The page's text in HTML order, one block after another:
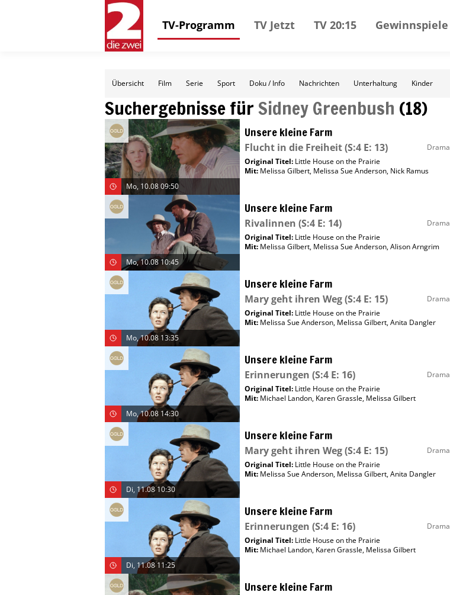
TV-Programm TV Jetzt TV 20:15 Gewinnspiele
Übersicht Film Serie Sport Doku / Info Nachrichten Unterhaltung Kinder
Suchergebnisse fürSidney Greenbush (18)
Mo, 10.08 09:50
Unsere kleine Farm
Flucht in die Freiheit(S:4 E: 13) Drama
Original Titel: Little House on the Prairie
Mit: Melissa Gilbert, Melissa Sue Anderson, Nick Ramus
Mo, 10.08 10:45
Unsere kleine Farm
Rivalinnen (S:4 E: 14) Drama
Original Titel: Little House on the Prairie
Mit: Melissa Gilbert, Melissa Sue Anderson,Alison Arngrim
Mo, 10.08 13:35
Unsere kleine Farm
Mary geht ihren Weg(S:4 E: 15) Drama
Original Titel: Little House on the Prairie
Mit: Melissa Sue Anderson, Melissa Gilbert,Anita Dangler
Mo, 10.08 14:30
Unsere kleine Farm
Erinnerungen (S:4 E: 16) Drama
Original Titel: Little House on the Prairie
Mit: Michael Landon, Karen Grassle, Melissa Gilbert
Di, 11.08 10:30
Unsere kleine Farm
Mary geht ihren Weg(S:4 E: 15) Drama
Original Titel: Little House on the Prairie
Mit: Melissa Sue Anderson, Melissa Gilbert,Anita Dangler
Di, 11.08 11:25
Unsere kleine Farm
Erinnerungen (S:4 E: 16) Drama
Original Titel: Little House on the Prairie
Mit: Michael Landon, Karen Grassle, Melissa Gilbert
Unsere kleine Farm